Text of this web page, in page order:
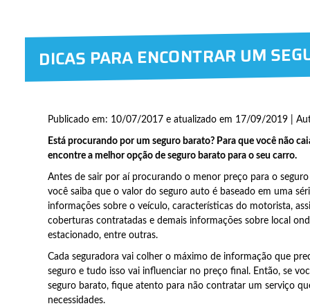
DICAS PARA ENCONTRAR UM
Publicado em: 10/07/2017 e atualizado em 17/09/2019 |
Está procurando por um seguro barato? Para que você não
encontre a melhor opção de seguro barato para o seu carro.
Antes de sair por aí procurando o menor preço para o
você saiba que o valor do seguro auto é baseado em uma
informações sobre o veículo, características do motorista,
coberturas contratadas e demais informações sobre local
estacionado, entre outras.
Cada seguradora vai colher o máximo de informação que
seguro e tudo isso vai influenciar no preço final. Então, se
seguro barato, fique atento para não contratar um serviço
necessidades.